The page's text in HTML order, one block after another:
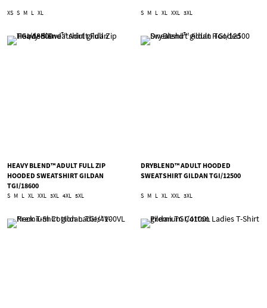
XS S M L XL S M L XL XXL 3XL
HEAVY BLEND™ ADULT FULL ZIP
HOODED SWEATSHIRT GILDAN
TGI/18600
S M L XL XXL 3XL 4XL 5XL
DRYBLEND™ ADULT HOODED
SWEATSHIRT GILDAN TGI/12500
S M L XL XXL 3XL